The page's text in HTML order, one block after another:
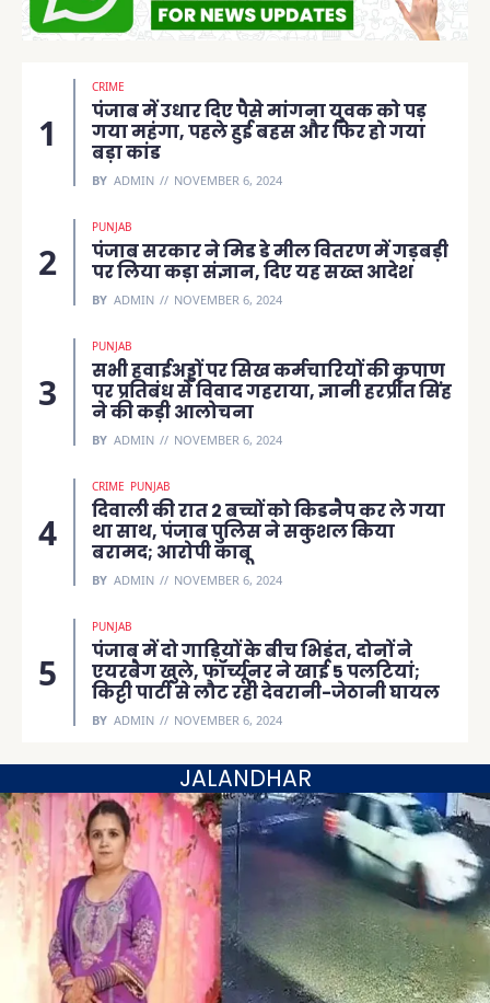
CRIME
पंजाब में उधार दिए पैसे मांगना युवक को पड़
गया महंगा, पहले हुई बहस और फिर हो गया
बड़ा कांड
BY ADMIN NOVEMBER 6, 2024
PUNJAB
पंजाब सरकार ने मिड डे मील वितरण में गड़बड़ी
पर लिया कड़ा संज्ञान, दिए यह सख्त आदेश
BY ADMIN NOVEMBER 6, 2024
PUNJAB
सभी हवाईअड्डों पर सिख कर्मचारियों की कृपाण
पर प्रतिबंध से विवाद गहराया, ज्ञानी हरप्रीत सिंह
ने की कड़ी आलोचना
BY ADMIN NOVEMBER 6, 2024
CRIME PUNJAB
दिवाली की रात 2 बच्चों को किडनैप कर ले गया
था साथ, पंजाब पुलिस ने सकुशल किया
बरामद; आरोपी काबू
BY ADMIN NOVEMBER 6, 2024
PUNJAB
पंजाब में दो गाड़ियों के बीच भिड़ंत, दोनों ने
एयरबैग खुले, फॉर्च्यूनर ने खाई 5 पलटियां;
किट्टी पार्टी से लौट रही देवरानी-जेठानी घायल
BY ADMIN NOVEMBER 6, 2024
JALANDHAR